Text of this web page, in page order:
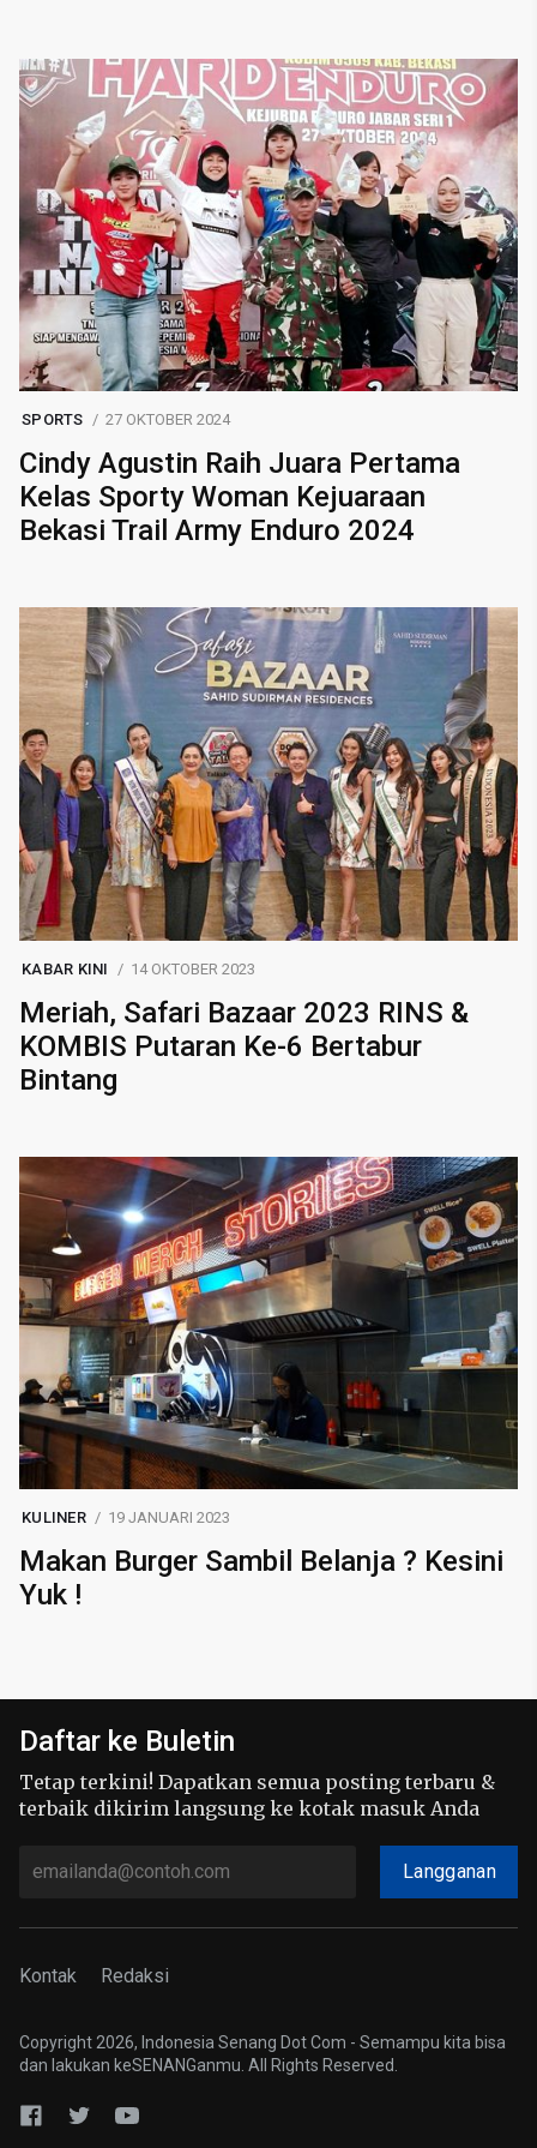
SPORTS 27 OKTOBER 2024
Cindy Agustin Raih Juara Pertama
Kelas Sporty Woman Kejuaraan
Bekasi Trail Army Enduro 2024
KABAR KINI 14 OKTOBER 2023
Meriah, Safari Bazaar 2023 RINS &
KOMBIS Putaran Ke-6 Bertabur
Bintang
KULINER 19 JANUARI 2023
Makan Burger Sambil Belanja ? Kesini
Yuk !
Daftar ke Buletin
Tetap terkini! Dapatkan semua posting terbaru &
terbaik dikirim langsung ke kotak masuk Anda
Langganan
Kontak Redaksi
Copyright 2026, Indonesia Senang Dot Com - Semampu kita bisa
dan lakukan keSENANGanmu. All Rights Reserved.